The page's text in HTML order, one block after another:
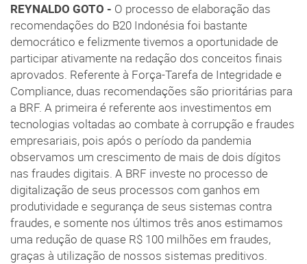
REYNALDO GOTO - O processo de elaboração das
recomendações do B20 Indonésia foi bastante
democrático e felizmente tivemos a oportunidade de
participar ativamente na redação dos conceitos finais
aprovados. Referente à Força-Tarefa de Integridade e
Compliance, duas recomendações são prioritárias para
a BRF. A primeira é referente aos investimentos em
tecnologias voltadas ao combate à corrupção e fraudes
empresariais, pois após o período da pandemia
observamos um crescimento de mais de dois dígitos
nas fraudes digitais. A BRF investe no processo de
digitalização de seus processos com ganhos em
produtividade e segurança de seus sistemas contra
fraudes, e somente nos últimos três anos estimamos
uma redução de quase R$ 100 milhões em fraudes,
graças à utilização de nossos sistemas preditivos.